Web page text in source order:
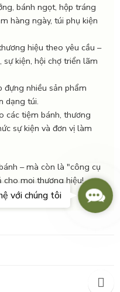
bánh ngọt, hộp tráng
hàng ngày, túi phụ kiện
hiệu theo yêu cầu –
kiện, hội chợ triển lãm
đựng nhiều sản phẩm
dạng túi.
các tiệm bánh, thương
sự kiện và đơn vị làm
– mà còn là "công cụ
cho mọi thương hiệu!
Us
với chúng tôi